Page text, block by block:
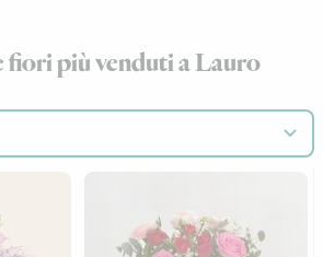
fiori più venduti a Lauro